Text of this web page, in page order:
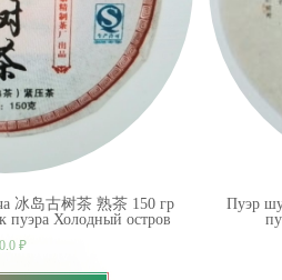
冰岛古树茶 熟茶 150 гр
пуэра Холодный остров
₽
Пуэр